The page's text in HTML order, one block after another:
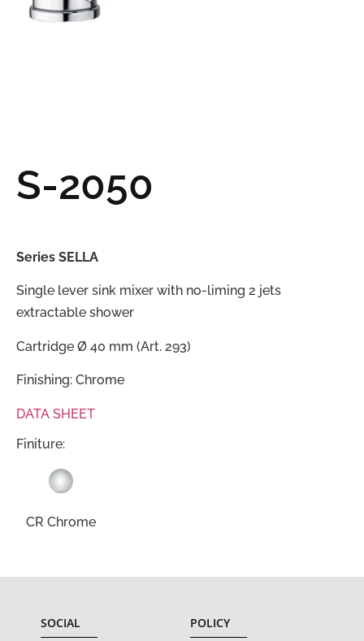
S-2050
Series SELLA
Single lever sink mixer with no-liming 2 jets
extractable shower
Cartridge Ø 40 mm (Art. 293)
Finishing: Chrome
DATA SHEET
Finiture:
CR Chrome
SOCIAL POLICY